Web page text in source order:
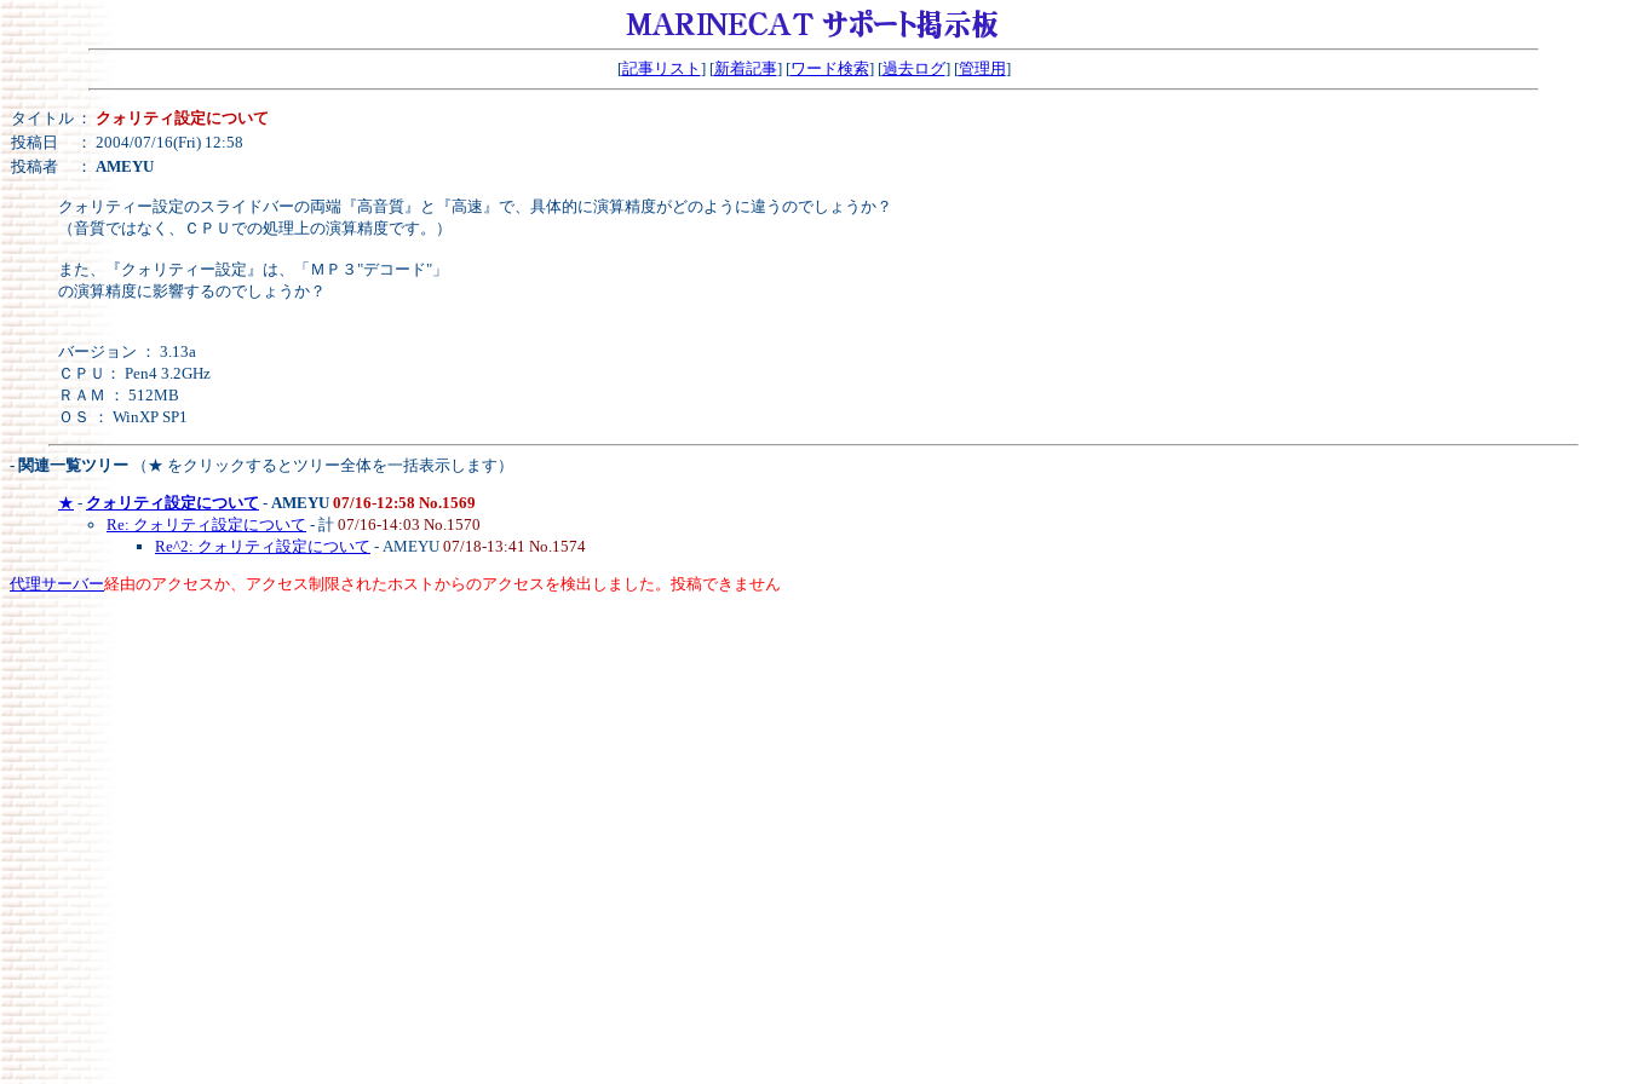
[記事リスト ] [新着記事] [ワード検索] [過去ログ] [管理用]
タイトル ： クォリティ設定について
投稿日
： 2004/07/16(Fri) 12:58
投稿者
： AMEYU
クォリティー設定のスライドバーの両端『高音質』と『高速』で、具体的に演算精度がどのように違うのでしょうか？
（音質ではなく、ＣＰＵでの処理上の演算精度です。）
また、『クォリティー設定』は、「ＭＰ３"デコード"」
の演算精度に影響するのでしょうか？
バージョン ： 3.13a
ＣＰＵ： Pen4 3.2GHz
ＲＡＭ ： 512MB
ＯＳ ： WinXP SP1
- 関連一覧ツリー （★ をクリックするとツリー全体を一括表示します）
★ - クォリティ設定について - AMEYU 07/16-12:58 No.1569
Re: クォリティ設定について - 計 07/16-14:03 No.1570
Re^2: クォリティ設定について - AMEYU 07/18-13:41 No.1574
代理サーバー経由のアクセスか、アクセス制限されたホストからのアクセスを検出しました。投稿できません